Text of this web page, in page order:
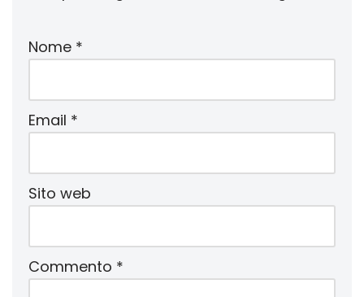
Nome *
Email *
Sito web
Commento *